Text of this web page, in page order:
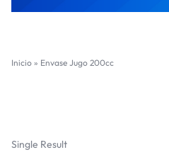
Inicio » Envase Jugo 200cc
Single Result